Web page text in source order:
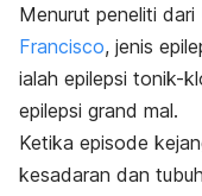
Menurut peneliti dari
Francisco, jenis
ialah epilepsi tonik-
epilepsi grand mal.
Ketika episode
kesadaran dan